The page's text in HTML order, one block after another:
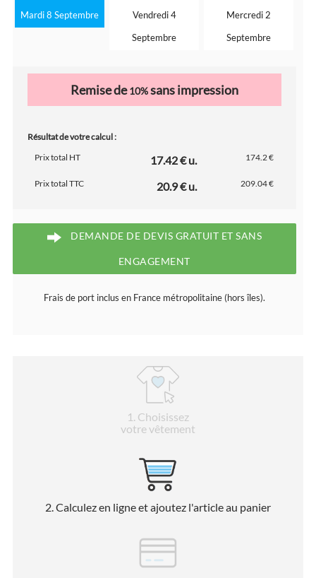
Mardi 8 Septembre
Vendredi 4
Septembre
Mercredi 2
Septembre
Remise de10%sans impression
Résultat de votre calcul :
Prix total HT
17.42 € u. 174.2 €
Prix total TTC 20.9 € u. 209.04 €
DEMANDE DE DEVIS GRATUIT ET SANS
ENGAGEMENT
Frais de port inclus en France métropolitaine (hors îles).
1 . Choisissez
votre vêtement
2. Calculez en ligne et ajoutez l'article au panier